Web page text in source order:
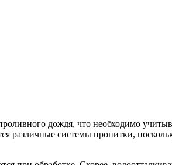
дождя, что необходимо
различные системы пропитки,